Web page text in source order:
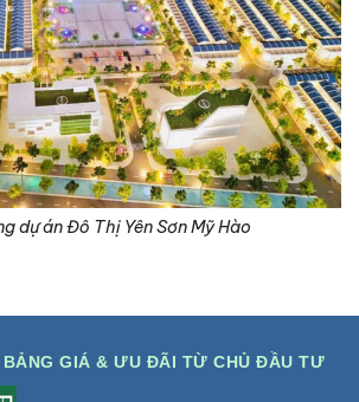
dự án Đô Thị Yên Sơn Mỹ Hào
GIÁ & ƯU ĐÃI TỪ CHỦ ĐẦU TƯ